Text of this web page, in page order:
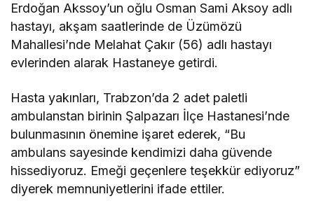
Erdoğan Akssoy’un oğlu Osman Sami Aksoy adlı
hastayı, akşam saatlerinde de Üzümözü
Mahallesi’nde Melahat Çakır (56) adlı hastayı
evlerinden alarak Hastaneye getirdi.
Hasta yakınları, Trabzon’da 2 adet paletli
ambulanstan birinin Şalpazarı İlçe Hastanesi’nde
bulunmasının önemine işaret ederek, “Bu
ambulans sayesinde kendimizi daha güvende
hissediyoruz. Emeği geçenlere teşekkür ediyoruz”
diyerek memnuniyetlerini ifade ettiler.